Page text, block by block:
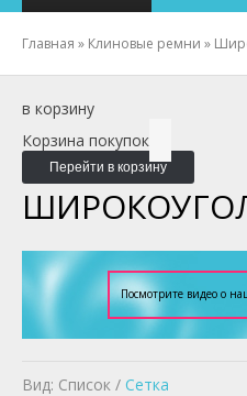
Главная » Клиновые ремни »
в корзину
Корзина покупок
Перейти в корзину
Посмотрите видео о
Вид: Список / Сетка